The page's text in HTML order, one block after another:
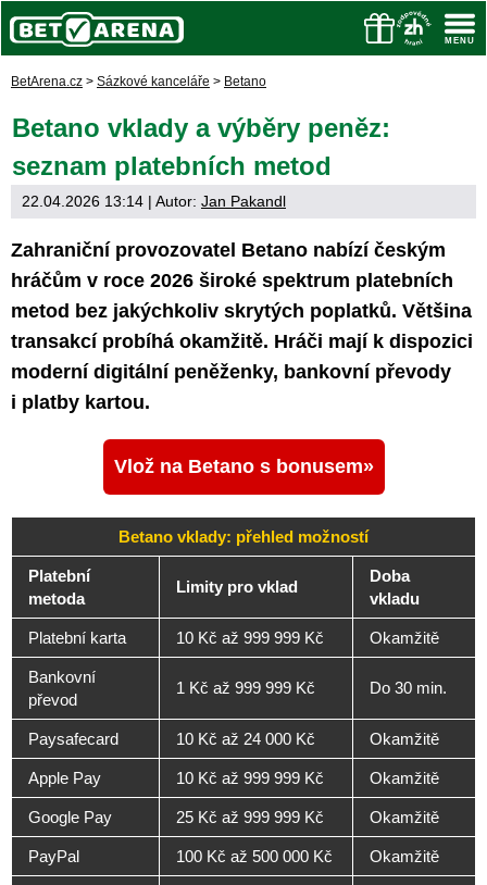
BetArena.cz > Sázkové kanceláře > Betano
Betano vklady a výběry peněz:
seznam platebních metod
22.04.2026 13:14 | Autor: Jan Pakandl
Zahraniční provozovatel Betano nabízí českým
hráčům v roce 2026 široké spektrum platebních
metod bez jakýchkoliv skrytých poplatků. Většina
transakcí probíhá okamžitě. Hráči mají k dispozici
moderní digitální peněženky, bankovní převody
i platby kartou.
Vlož na Betano s bonusem
Betano vklady: přehled možností
Platební
metoda
Limity pro vklad
Doba
vkladu
Platební karta 10 Kč až 999 999 Kč Okamžitě
Bankovní
převod
1 Kč až 999 999 Kč Do 30 min.
Paysafecard 10 Kč až 24 000 Kč Okamžitě
Apple Pay 10 Kč až 999 999 Kč Okamžitě
Google Pay 25 Kč až 999 999 Kč Okamžitě
PayPal 100 Kč až 500 000 Kč Okamžitě